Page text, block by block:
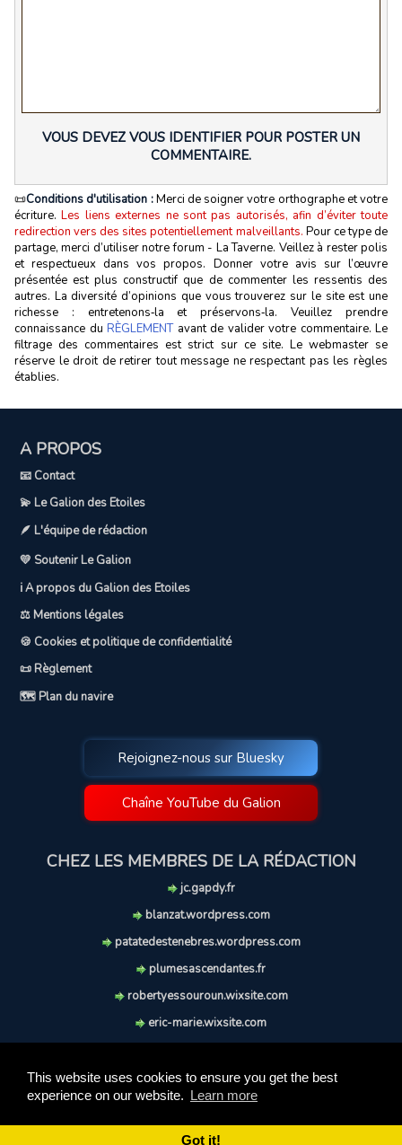
This website uses cookies to ensure you get the best
experience on our website. Learn more
Got it!
VOUS DEVEZ VOUS IDENTIFIER POUR POSTER UN
COMMENTAIRE.
📜Conditions d'utilisation :Merci de soigner votre orthographe et votre
écriture.Les liens externes ne sont pas autorisés, afin d’éviter toute
redirection vers des sites potentiellement malveillants. Pour ce type de
partage, merci d’utiliser notre forum - La Taverne. Veillez à rester polis
et respectueux dans vos propos. Donner votre avis sur l’œuvre
présentée est plus constructif que de commenter les ressentis des
autres. La diversité d’opinions que vous trouverez sur le site est une
richesse : entretenons‑la et préservons‑la. Veuillez prendre
connaissance du RÈGLEMENTavant de valider votre commentaire. Le
filtrage des commentaires est strict sur ce site. Le webmaster se
réserve le droit de retirer tout message ne respectant pas les règles
établies.
A PROPOS
📧 Contact
💫 Le Galion des Etoiles
🪶 L'équipe de rédaction
💛 Soutenir Le Galion
ℹ️ A propos du Galion des Etoiles
⚖️ Mentions légales
🍪 Cookies et politique de confidentialité
📜 Règlement
🗺️ Plan du navire
Rejoignez-nous sur Bluesky
Chaîne YouTube du Galion
CHEZ LES MEMBRES DE LA RÉDACTION
jc.gapdy.fr
blanzat.wordpress.com
patatedestenebres.wordpress.com
plumesascendantes.fr
robertyessouroun.wixsite.com
eric-marie.wixsite.com
soufflereve.blogspot.com
Ce site est réalisé et maintenu avec coeur et passion.